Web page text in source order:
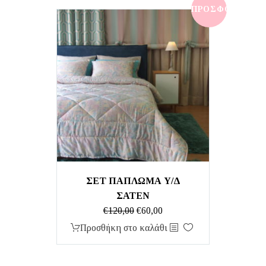
€60,00. ΠΡΟΣΦΟΡΆ!
ΣΕΤ ΠΑΠΛΩΜΑ Υ/Δ
ΣΑΤΕΝ
€120,00 Original
price
€60,00Η
τρέχουσα
Προσθήκη στο καλάθι